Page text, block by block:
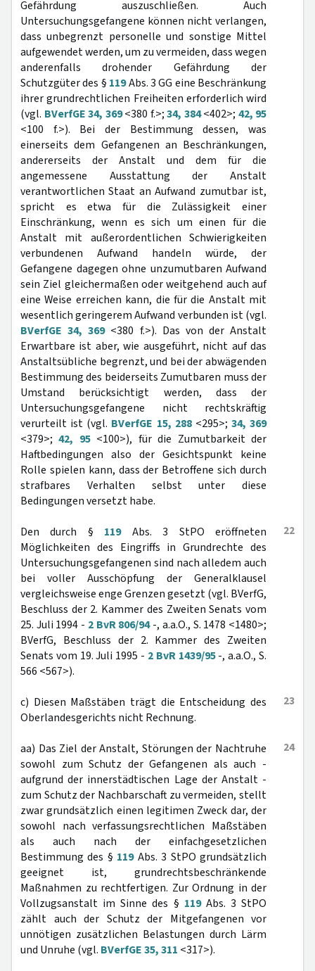
Gefährdung auszuschließen. Auch
Untersuchungsgefangene können nicht verlangen,
dass unbegrenzt personelle und sonstige Mittel
aufgewendet werden, um zu vermeiden, dass wegen
anderenfalls drohender Gefährdung der
Schutzgüter des § 119Abs. 3 GG eine Beschränkung
ihrer grundrechtlichen Freiheiten erforderlich wird
(vgl. BVerfGE 34, 369<380 f.>;34, 384<402>; 42, 95
<100 f.>). Bei der Bestimmung dessen, was
einerseits dem Gefangenen an Beschränkungen,
andererseits der Anstalt und dem für die
angemessene Ausstattung der Anstalt
verantwortlichen Staat an Aufwand zumutbar ist,
spricht es etwa für die Zulässigkeit einer
Einschränkung, wenn es sich um einen für die
Anstalt mit außerordentlichen Schwierigkeiten
verbundenen Aufwand handeln würde, der
Gefangene dagegen ohne unzumutbaren Aufwand
sein Ziel gleichermaßen oder weitgehend auch auf
eine Weise erreichen kann, die für die Anstalt mit
wesentlich geringerem Aufwand verbunden ist (vgl.
BVerfGE 34, 369<380 f.>). Das von der Anstalt
Erwartbare ist aber, wie ausgeführt, nicht auf das
Anstaltsübliche begrenzt, und bei der abwägenden
Bestimmung des beiderseits Zumutbaren muss der
Umstand berücksichtigt werden, dass der
Untersuchungsgefangene nicht rechtskräftig
verurteilt ist (vgl. BVerfGE 15, 288<295>; 34, 369
<379>;42, 95<100>), für die Zumutbarkeit der
Haftbedingungen also der Gesichtspunkt keine
Rolle spielen kann, dass der Betroffene sich durch
strafbares Verhalten selbst unter diese
Bedingungen versetzt habe.
22
Den durch § 119Abs. 3 StPO eröffneten
Möglichkeiten des Eingriffs in Grundrechte des
Untersuchungsgefangenen sind nach alledem auch
bei voller Ausschöpfung der Generalklausel
vergleichsweise enge Grenzen gesetzt (vgl. BVerfG,
Beschluss der 2. Kammer des Zweiten Senats vom
25. Juli 1994 - 2 BvR 806/94-, a.a.O., S. 1478 <1480>;
BVerfG, Beschluss der 2. Kammer des Zweiten
Senats vom 19. Juli 1995 - 2 BvR 1439/95-, a.a.O., S.
566 <567>).
23
c) Diesen Maßstäben trägt die Entscheidung des
Oberlandesgerichts nicht Rechnung.
24
aa) Das Ziel der Anstalt, Störungen der Nachtruhe
sowohl zum Schutz der Gefangenen als auch -
aufgrund der innerstädtischen Lage der Anstalt -
zum Schutz der Nachbarschaft zu vermeiden, stellt
zwar grundsätzlich einen legitimen Zweck dar, der
sowohl nach verfassungsrechtlichen Maßstäben
als auch nach der einfachgesetzlichen
Bestimmung des § 119Abs. 3 StPO grundsätzlich
geeignet ist, grundrechtsbeschränkende
Maßnahmen zu rechtfertigen. Zur Ordnung in der
Vollzugsanstalt im Sinne des § 119Abs. 3 StPO
zählt auch der Schutz der Mitgefangenen vor
unnötigen zusätzlichen Belastungen durch Lärm
und Unruhe (vgl. BVerfGE 35, 311 <317>).